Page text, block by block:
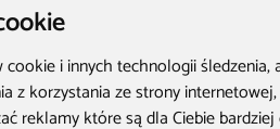
i innych technologii
z korzystania ze strony internetowej
reklamy które są dla Ciebie